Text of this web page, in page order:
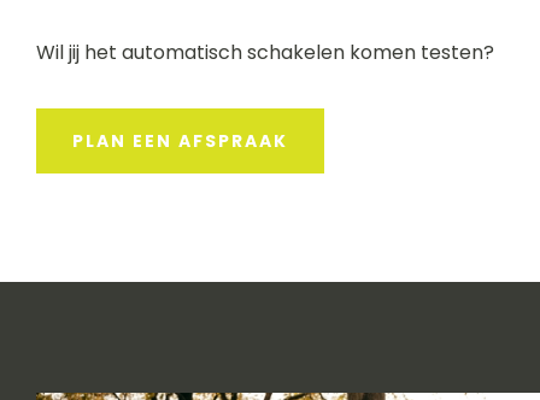
Wil jij het automatisch schakelen komen testen?
PLAN EEN AFSPRAAK